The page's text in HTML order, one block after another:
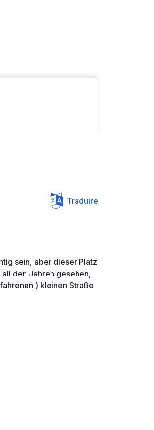
Traduire
sein, aber dieser Platz
den Jahren gesehen,
) kleinen Straße